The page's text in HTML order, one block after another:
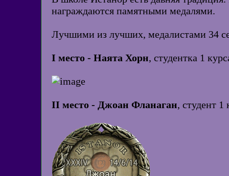
награждаются памятными медалями.
Лучшими из лучших, медалистами 34
I место - Наята Хорн, студентка 1
II место - Джоан Фланаган, студент 1